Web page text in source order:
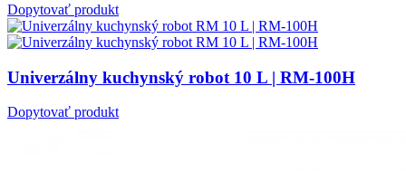
Dopytovať produkt
Univerzálny kuchynský robot 10 L | RM-100H
Dopytovať produkt